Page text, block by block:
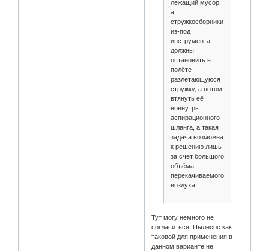
лежащий мусор,
а
стружкосборники
из-под
инструмента
должны
остановить в
полёте
разлетающуюся
стружку, а потом
втянуть её
вовнутрь
аспирационного
шланга, а такая
задача возможна
к решению лишь
за счёт большого
объёма
перекачиваемого
воздуха.
Тут могу немного не
согласиться! Пылесос как
таковой для применения в
данном варианте не